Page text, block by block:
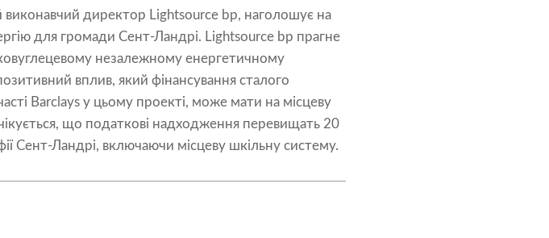
виконавчий директор Lightsource bp, наголошує на
для громади Сент-Ландрі. Lightsource bp прагне
незалежному енергетичному
вплив, який фінансування сталого
Barclays у цьому проекті, може мати на місцеву
що податкові надходження перевищать 20
Сент-Ландрі, включаючи місцеву шкільну систему.